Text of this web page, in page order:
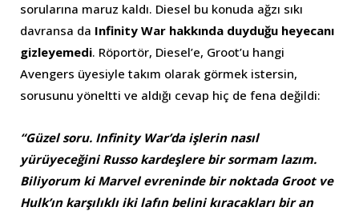
sorularına maruz kaldı. Diesel bu konuda ağzı sıkı
davransa da Infinity War hakkında duyduğu heyecanı
gizleyemedi. Röportör, Diesel’e, Groot’u hangi
Avengers üyesiyle takım olarak görmek istersin,
sorusunu yöneltti ve aldığı cevap hiç de fena değildi:
“Güzel soru. Infinity War’da işlerin nasıl
yürüyeceğini Russo kardeşlere bir sormam lazım.
Biliyorum ki Marvel evreninde bir noktada Groot ve
Hulk’ın karşılıklı iki lafın belini kıracakları bir an